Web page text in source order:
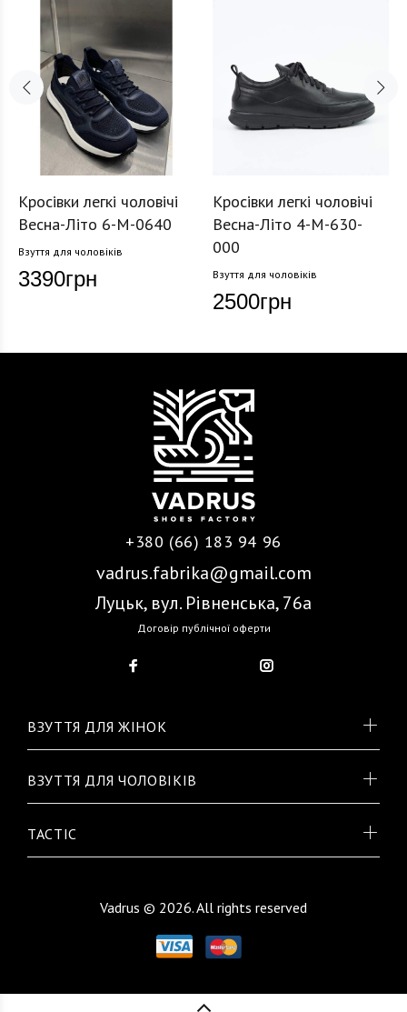
Кросівки легкі чоловічі
Весна-Літо 6-M-0640
Взуття для чоловіків
3390грн
Кросівки легкі чоловічі
Весна-Літо 4-M-630-
000
Взуття для чоловіків
2500грн
+380 (66) 183 94 96
vadrus.fabrika@gmail.com
Луцьк, вул. Рівненська, 76а
Договір публічної оферти
ВЗУТТЯ ДЛЯ ЖІНОК
ВЗУТТЯ ДЛЯ ЧОЛОВІКІВ
TACTIC
Vadrus © 2026. All rights reserved